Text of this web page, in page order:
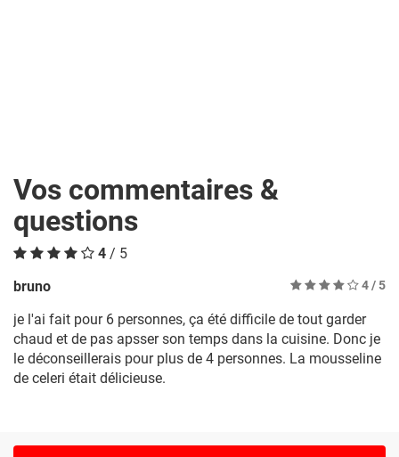
Vos commentaires &
questions
4 / 5
bruno
4/ 5
je l'ai fait pour 6 personnes, ça été difficile de tout garder
chaud et de pas apsser son temps dans la cuisine. Donc je
le déconseillerais pour plus de 4 personnes. La mousseline
de celeri était délicieuse.